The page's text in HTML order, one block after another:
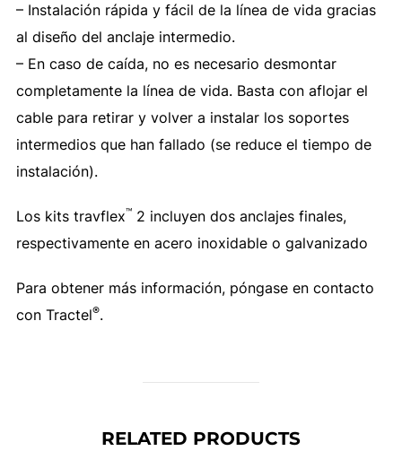
– Instalación rápida y fácil de la línea de vida gracias
al diseño del anclaje intermedio.
– En caso de caída, no es necesario desmontar
completamente la línea de vida. Basta con aflojar el
cable para retirar y volver a instalar los soportes
intermedios que han fallado (se reduce el tiempo de
instalación).
Los kits travflex™2 incluyen dos anclajes finales,
respectivamente en acero inoxidable o galvanizado
Para obtener más información, póngase en contacto
con Tractel®.
RELATED PRODUCTS